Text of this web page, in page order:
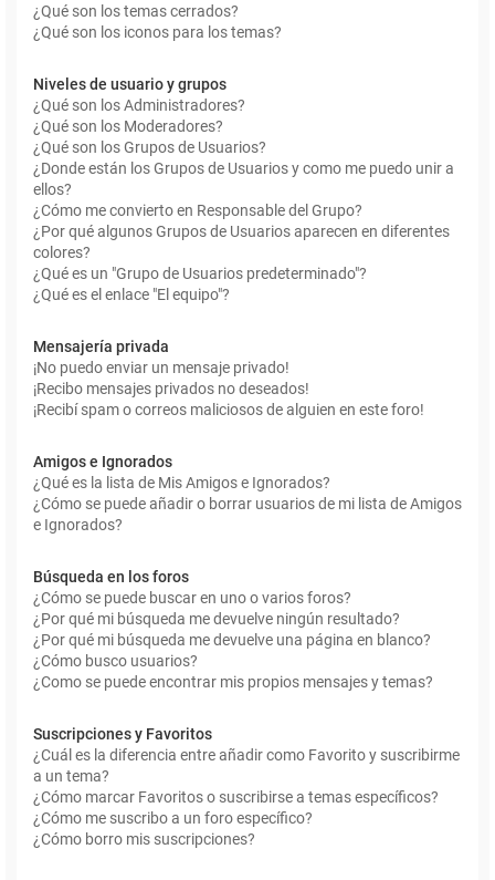
¿Qué son los temas cerrados?
¿Qué son los iconos para los temas?
Niveles de usuario y grupos
¿Qué son los Administradores?
¿Qué son los Moderadores?
¿Qué son los Grupos de Usuarios?
¿Donde están los Grupos de Usuarios y como me puedo unir a
ellos?
¿Cómo me convierto en Responsable del Grupo?
¿Por qué algunos Grupos de Usuarios aparecen en diferentes
colores?
¿Qué es un "Grupo de Usuarios predeterminado"?
¿Qué es el enlace "El equipo"?
Mensajería privada
¡No puedo enviar un mensaje privado!
¡Recibo mensajes privados no deseados!
¡Recibí spam o correos maliciosos de alguien en este foro!
Amigos e Ignorados
¿Qué es la lista de Mis Amigos e Ignorados?
¿Cómo se puede añadir o borrar usuarios de mi lista de Amigos
e Ignorados?
Búsqueda en los foros
¿Cómo se puede buscar en uno o varios foros?
¿Por qué mi búsqueda me devuelve ningún resultado?
¿Por qué mi búsqueda me devuelve una página en blanco?
¿Cómo busco usuarios?
¿Como se puede encontrar mis propios mensajes y temas?
Suscripciones y Favoritos
¿Cuál es la diferencia entre añadir como Favorito y suscribirme
a un tema?
¿Cómo marcar Favoritos o suscribirse a temas específicos?
¿Cómo me suscribo a un foro específico?
¿Cómo borro mis suscripciones?